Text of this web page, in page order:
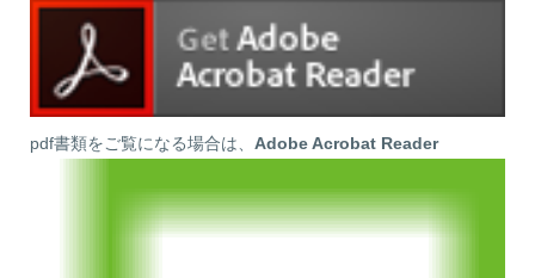
pdf書類をご覧になる場合は、 Adobe Acrobat Reader